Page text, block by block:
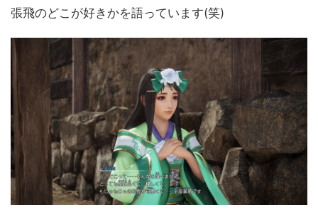
張飛のどこが好きかを語っています(笑)